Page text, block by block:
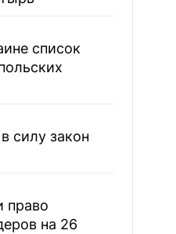
список
силу закон
право
на 26